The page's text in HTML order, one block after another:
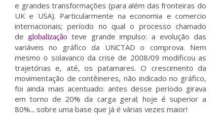
e grandes transformações (para além das fronteiras do
UK e USA). Particularmente na economia e comercio
internacionais; período no qual o processo chamado
de
globalização teve grande impulso: a evolução das
variáveis no gráfico da UNCTAD o comprova. Nem
mesmo o solavanco da crise de 2008/09 modificou as
trajetórias e, até, os patamares. O crescimento da
movimentação de contêineres, não indicado no gráfico,
foi ainda mais acentuado: antes desse período girava
em torno de 20% da carga geral; hoje é superior a
80%... sobre uma base que já é várias vezes maior!